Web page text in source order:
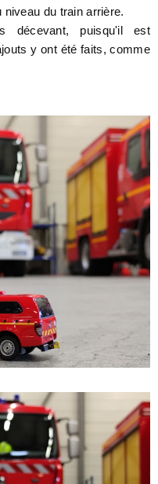
du train arrière.
décevant, puisqu'il est
y ont été faits, comme